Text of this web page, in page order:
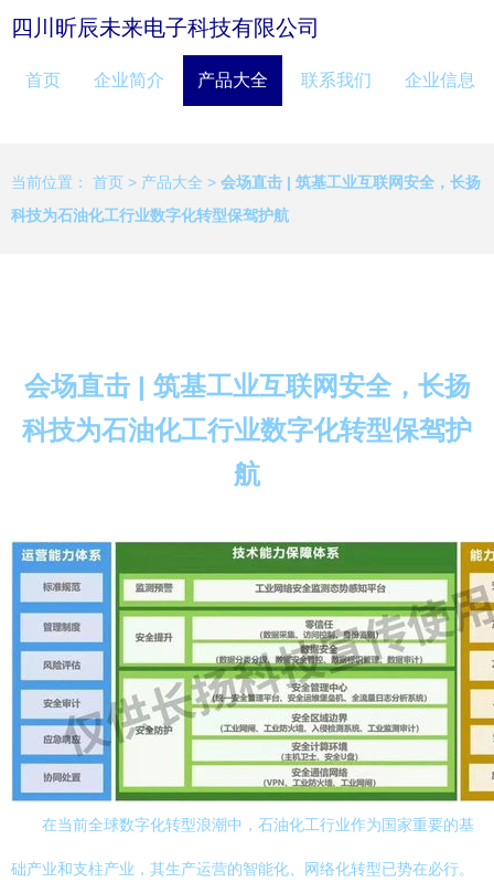
四川昕辰未来电子科技有限公司
首页 企业简介 产品大全 联系我们 企业信息
当前位置： 首页 > 产品大全 > 会场直击 | 筑基工业互联网安全，长扬
科技为石油化工行业数字化转型保驾护航
会场直击 | 筑基工业互联网安全，长扬
科技为石油化工行业数字化转型保驾护
航
在当前全球数字化转型浪潮中，石油化工行业作为国家重要的基
础产业和支柱产业，其生产运营的智能化、网络化转型已势在必行。